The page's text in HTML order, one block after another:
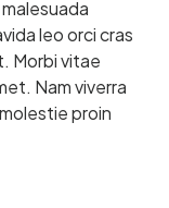
leo orci cras
Morbi vitae
Nam viverra
proin